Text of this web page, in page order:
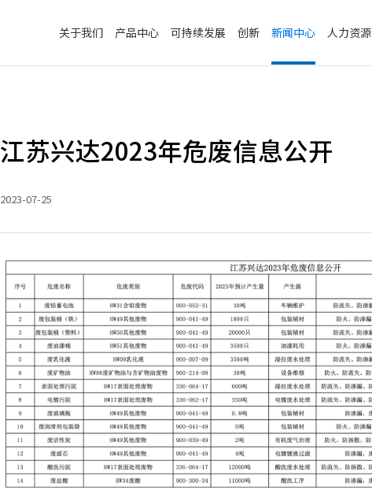
关于我们 产品中心 可持续发展 创新 新闻中心 人力资源
江苏兴达2023年危废信息公开
2023-07-25